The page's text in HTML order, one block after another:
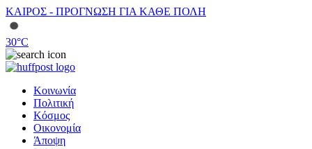
ΚΑΙΡΟΣ - ΠΡΟΓΝΩΣΗ ΓΙΑ ΚΑΘΕ ΠΟΛΗ
30°C
Κοινωνία
Πολιτική
Κόσμος
Οικονομία
Άποψη